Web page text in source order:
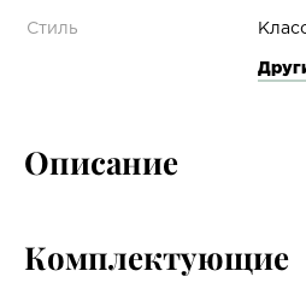
Стиль
Описание
Комплектующие